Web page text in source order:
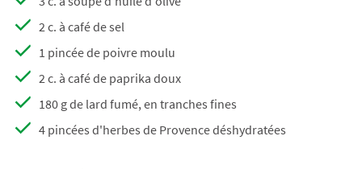
2 c. à café de sel
1 pincée de poivre moulu
2 c. à café de paprika doux
180 g de lard fumé, en tranches fines
4 pincées d'herbes de Provence déshydratées